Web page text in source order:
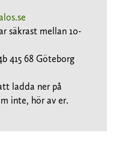
säkrast mellan 10-
415 68 Göteborg
ladda ner på
inte, hör av er.